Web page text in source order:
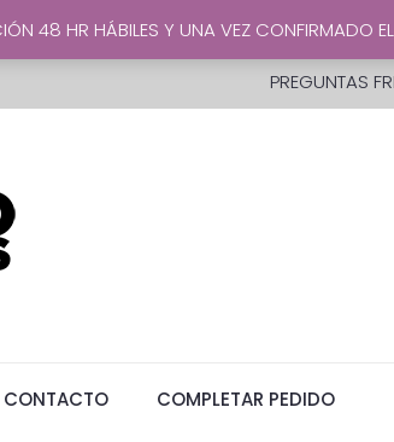
PREGUNTAS
CONTACTO COMPLETAR PEDIDO
48 HR HÁBILES Y UNA VEZ CONFIRMADO